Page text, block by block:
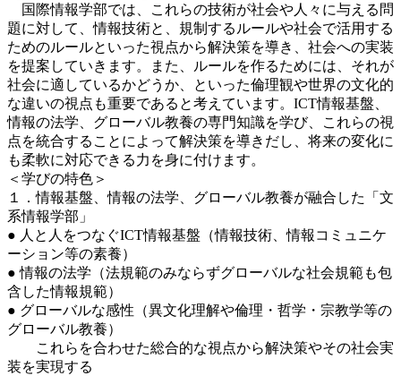
国際情報学部では、これらの技術が社会や人々に与える問
題に対して、情報技術と、規制するルールや社会で活用する
ためのルールといった視点から解決策を導き、社会への実装
を提案していきます。また、ルールを作るためには、それが
社会に適しているかどうか、といった倫理観や世界の文化的
な違いの視点も重要であると考えています。ICT情報基盤、
情報の法学、グローバル教養の専門知識を学び、これらの視
点を統合することによって解決策を導きだし、将来の変化に
も柔軟に対応できる力を身に付けます。
＜学びの特色＞
１．情報基盤、情報の法学、グローバル教養が融合した「文
系情報学部」
● 人と人をつなぐICT情報基盤（情報技術、情報コミュニケ
ーション等の素養）
● 情報の法学（法規範のみならずグローバルな社会規範も包
含した情報規範）
● グローバルな感性（異文化理解や倫理・哲学・宗教学等の
グローバル教養）
これらを合わせた総合的な視点から解決策やその社会実
装を実現する